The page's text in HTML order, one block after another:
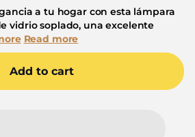
a tu hogar con esta lámpara
vidrio soplado, una excelente
Read more
Add to cart